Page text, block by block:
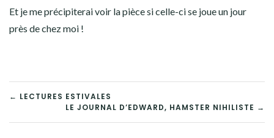
Et je me précipiterai voir la pièce si celle-ci se joue un jour
près de chez moi !
NAVIGATION
DE
← LECTURES ESTIVALES
LE JOURNAL D’EDWARD, HAMSTER NIHILISTE →